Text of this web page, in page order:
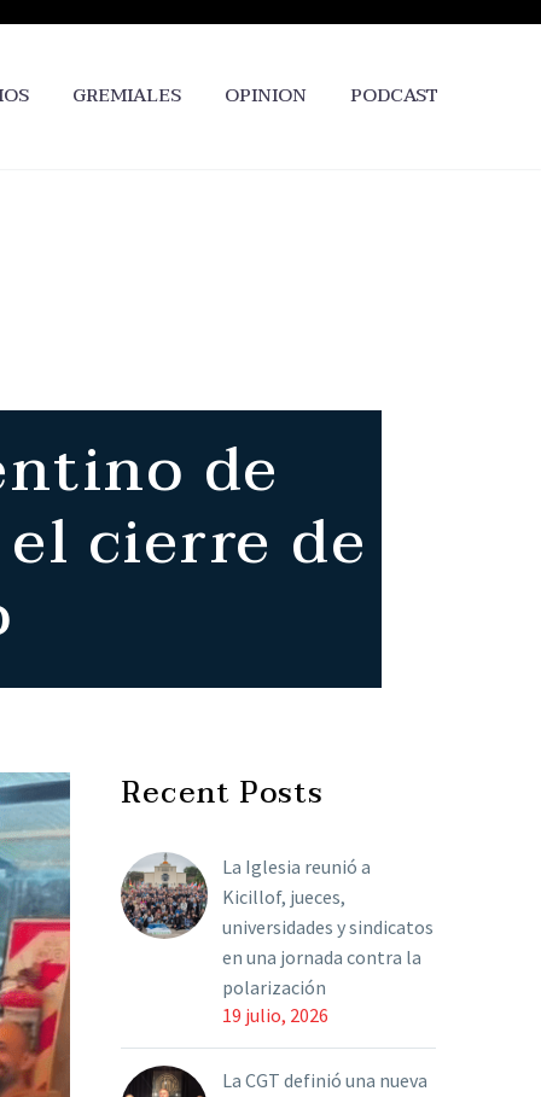
GREMIALES OPINION PODCAST
de
cierre de
Recent Posts
La Iglesia reunió a
Kicillof, jueces,
universidades y sindicatos
en una jornada contra la
polarización
19 julio, 2026
La CGT definió una nueva